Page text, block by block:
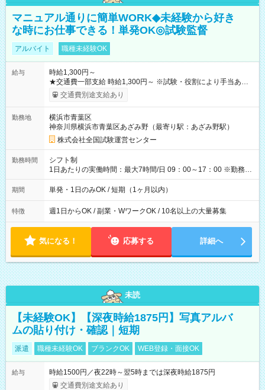
マニュアル通りに簡単WORK◆未経験から好き
な時にお仕事できる！単発OK◎試験監督
アルバイト 職種未経験OK
給与
時給1,300円～
★交通費一部支給 時給1,300円～ ※試験・役割により手当あり
※勤務回数により昇給あり 【即給（前払い）オプションあ
り！】 希望される場合、勤務から1週間ほどで給与の一部を受け
例】 ・河合塾模擬試験 8:30～17:30（休憩1時間） 時給1,300円
×8時間＝日収10,400円＋交通費 ※当日の役割により時給＋100
円の場合あり ・国家試験 7:00～13:30（休憩なし） 時給1,300
円（役割手当＋100円）×6時間＝日収8,400円＋交通費 【試用期
間】試用期間なし
交通費別途支給あり
勤務地
横浜市青葉区
神奈川県横浜市青葉区あざみ野（最寄り駅：あざみ野駅）
株式会社全国試験運営センター
勤務時間
シフト制
1日あたりの実働時間：最大7時間/日 09：00～17：00 ※勤務時
間は 試験により異なります。
期間 単発・1日のみOK / 短期（1ヶ月以内）
特徴 週1日からOK / 副業・WワークOK / 10名以上の大量募集
気になる！ 応募する 詳細へ
未読
【未経験OK】【深夜時給1875円】写真アルバ
ムの貼り付け・確認｜短期
派遣 職種未経験OK ブランクOK WEB登録・面接OK
給与
時給1500円／夜22時～翌5時までは深夜時給1875円
交通費別途支給あり